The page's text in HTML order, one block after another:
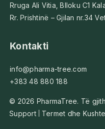
Rruga Ali Vitia, Blloku C1
Rr. Prishtinë – Gjilan nr.34
Kontakti
info@pharma-tree.com
+383 48 880 188
© 2026 PharmaTree. Të
Support
Termet dhe